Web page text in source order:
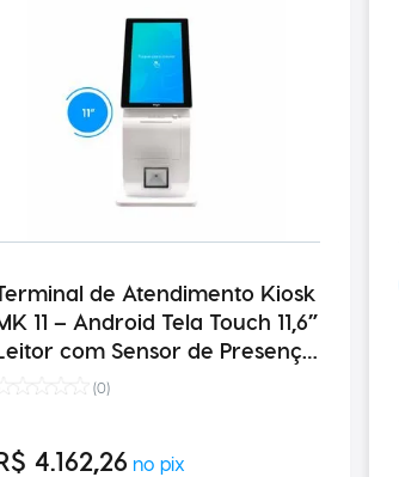
de Atendimento Kiosk
– Android Tela Touch 11,6”
com Sensor de Presença
Impressora 250MM/S
(0)
4.162 26